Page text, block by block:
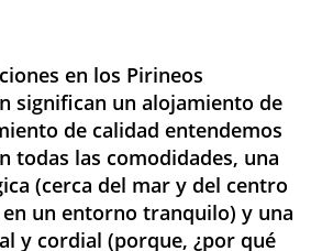
en los Pirineos
significan un alojamiento de
de calidad entendemos
todas las comodidades, una
(cerca del mar y del centro
un entorno tranquilo) y una
y cordial (porque, ¿por qué